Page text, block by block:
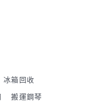
冰箱回收
搬運鋼琴